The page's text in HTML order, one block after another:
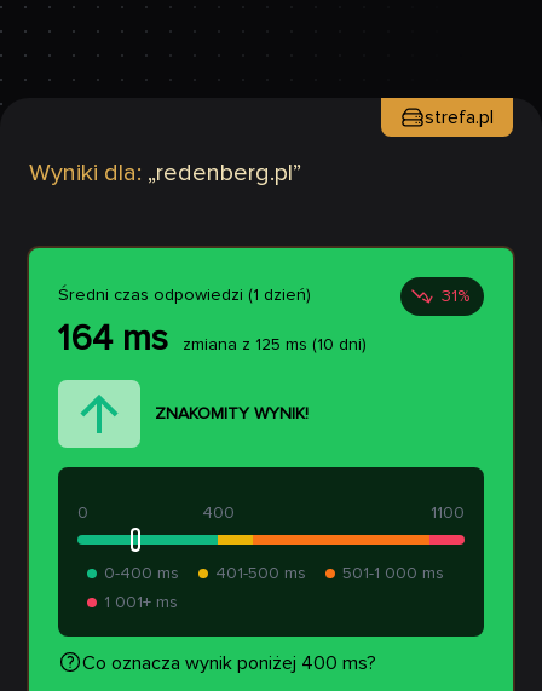
Wyniki dla: „redenberg.pl ”
strefa.pl
Średni czas odpowiedzi (1 dzień) 31 %
164ms zmiana z 125 ms (10 dni)
ZNAKOMITY WYNIK!
400
0 1100
0-400 ms 401-500 ms
501-1 000 ms
1 001+ ms
Co oznacza wynik poniżej 400 ms?